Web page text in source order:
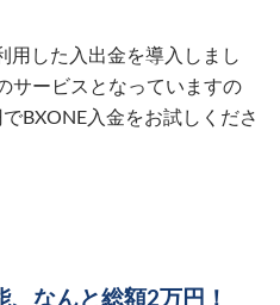
用した入出金を導入しまし
サービスとなっていますの
BXONE入金をお試しくださ
なんと総額2万円！